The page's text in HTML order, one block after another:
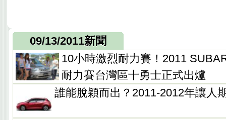
09/13/2011新聞
10小時激烈耐力賽！2011
耐力賽台灣區十勇士正式出爐
誰能脫穎而出？2011-2012年讓人